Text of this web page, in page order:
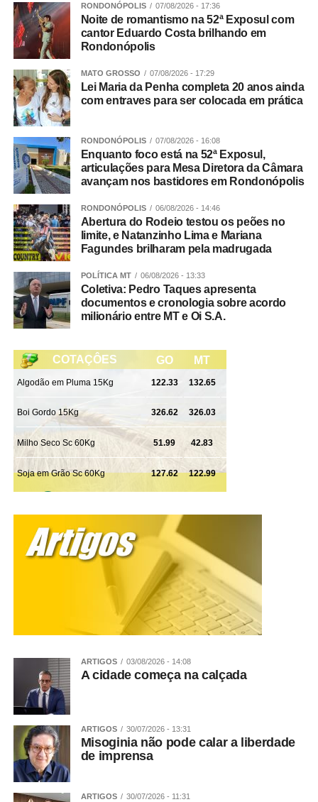
Conforme apurado, trata-se de um grupo criminoso que
atuava nos crimes de tráfico de drogas, extorsão,
exploração de jogos de azar, fraude processual e
falsidade ideológica.
Continuidade
As diligências prosseguem para a conclusão das
investigações e finalização do inquérito policial, com o
consequente indiciamento dos envolvidos.
Integração
Participaram da Operação Adsumus equipes da
Delegacia Especializada de Roubos e Furtos (Derf) de
Rondonópolis, com apoio da 1ª Delegacia de Polícia de
Tangará da Serra, da Gerência de Combate ao Crime
Organizado (GCCO) e da Delegacia Especializada de
Repressão ao Crime Organizado (Draco).
WhatsApp
Facebook
Twitter
Messenger
LinkedIn
Share
RONDONÓPOLIS 07/08/2026 - 17:36
Noite de romantismo na 52ª Exposul com
cantor Eduardo Costa brilhando em
Rondonópolis
MATO GROSSO 07/08/2026 - 17:29
Lei Maria da Penha completa 20 anos ainda
com entraves para ser colocada em prática
RONDONÓPOLIS 07/08/2026 - 16:08
Enquanto foco está na 52ª Exposul,
articulações para Mesa Diretora da Câmara
avançam nos bastidores em Rondonópolis
RONDONÓPOLIS 06/08/2026 - 14:46
Abertura do Rodeio testou os peões no
limite, e Natanzinho Lima e Mariana
Fagundes brilharam pela madrugada
POLÍTICA MT 06/08/2026 - 13:33
Coletiva: Pedro Taques apresenta
documentos e cronologia sobre acordo
milionário entre MT e Oi S.A.
ARTIGOS 03/08/2026 - 14:08
A cidade começa na calçada
ARTIGOS 30/07/2026 - 13:31
Misoginia não pode calar a liberdade
de imprensa
ARTIGOS 30/07/2026 - 11:31